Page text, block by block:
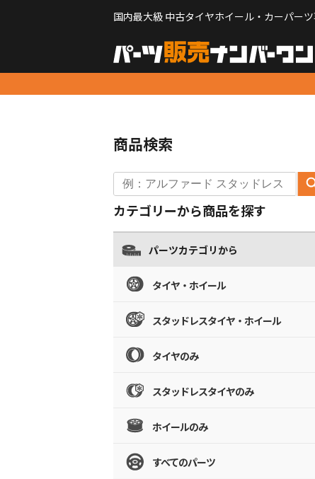
国内最大級 中古タイヤホイール・カーパー
商品検索
カテゴリーから商品を探す
パーツカテゴリから
タイヤ・ホイール
スタッドレスタイヤ・ホイール
タイヤのみ
スタッドレスタイヤのみ
ホイールのみ
すべてのパーツ